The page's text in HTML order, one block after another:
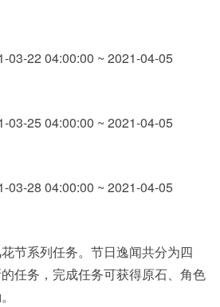
03-22 04:00:00 ~ 2021-04-05
03-25 04:00:00 ~ 2021-04-05
03-28 04:00:00 ~ 2021-04-05
节系列任务。节日逸闻共分为四
任务，完成任务可获得原石、角色